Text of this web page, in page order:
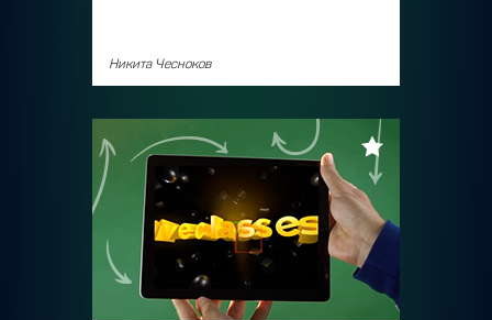
Никита Чесноков